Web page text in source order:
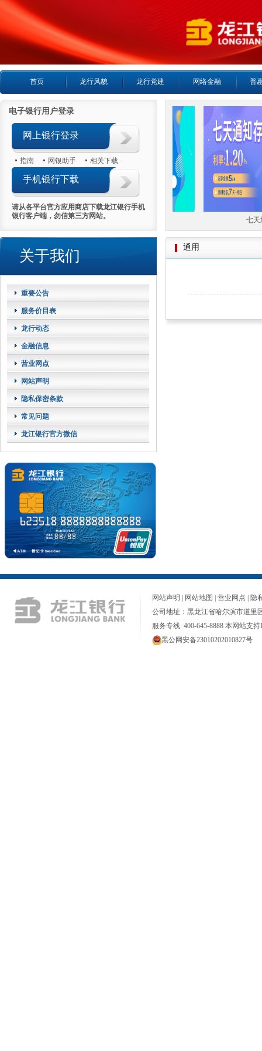
首页 龙行风貌 龙行党建 网络金融 普
电子银行用户登录
网上银行登录
指南 网银助手 相关下载
手机银行下载
请从各平台官方应用商店下载龙江银行手机
银行客户端，勿信第三方网站。
关于我们
重要公告
服务价目表
龙行动态
金融信息
营业网点
网站声明
隐私保密条款
常见问题
龙江银行官方微信
大额存单3年期 七天
通用
网站声明 | 网站地图 | 营业网点 | 隐
公司地址：黑龙江省哈尔滨市道里
服务专线: 400-645-8888 本网站支持
黑公网安备23010202010827号